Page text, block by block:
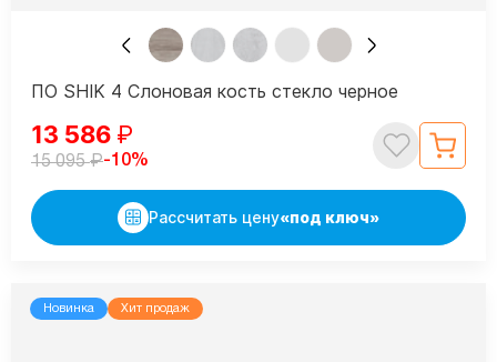
ПО SHIK 4 Слоновая кость стекло черное
13 586 ₽
15 095₽-10%
Рассчитать цену«под ключ»
Новинка Хит продаж